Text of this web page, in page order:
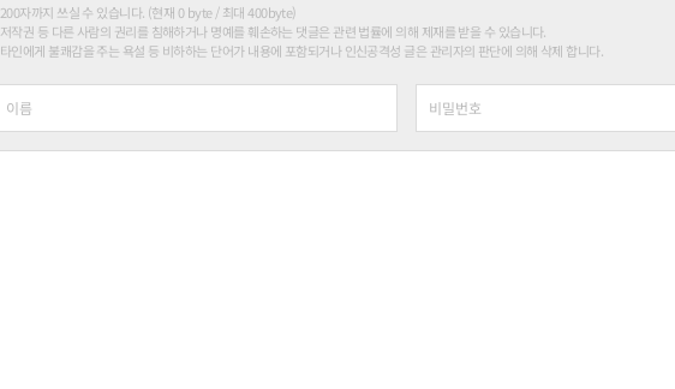
200자까지 쓰실 수 있습니다. (현재 0 byte / 최대 400byte)
저작권 등 다른 사람의 권리를 침해하거나 명예를 훼손하는 댓글은 관련 법률에 의해 제재를 받을 수 있습니다.
타인에게 불쾌감을 주는 욕설 등 비하하는 단어가 내용에 포함되거나 인신공격성 글은 관리자의 판단에 의해 삭제 합니다.